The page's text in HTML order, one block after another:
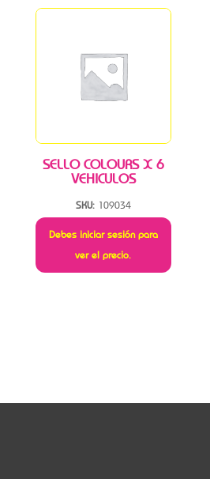
SELLO COLOURS X 6
VEHICULOS
SKU: 109034
Debes iniciar sesión para
ver el precio.